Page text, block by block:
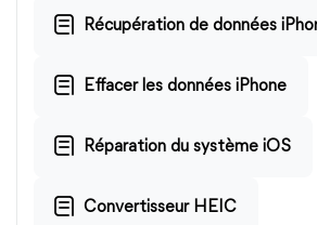
Récupération de données
Effacer les données iPhone
Réparation du système iOS
Convertisseur HEIC